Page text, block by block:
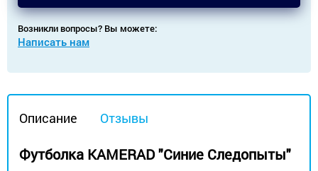
Возникли вопросы? Вы можете:
Написать нам
Описание Отзывы
Футболка KAMERAD "Синие Следопыты"​